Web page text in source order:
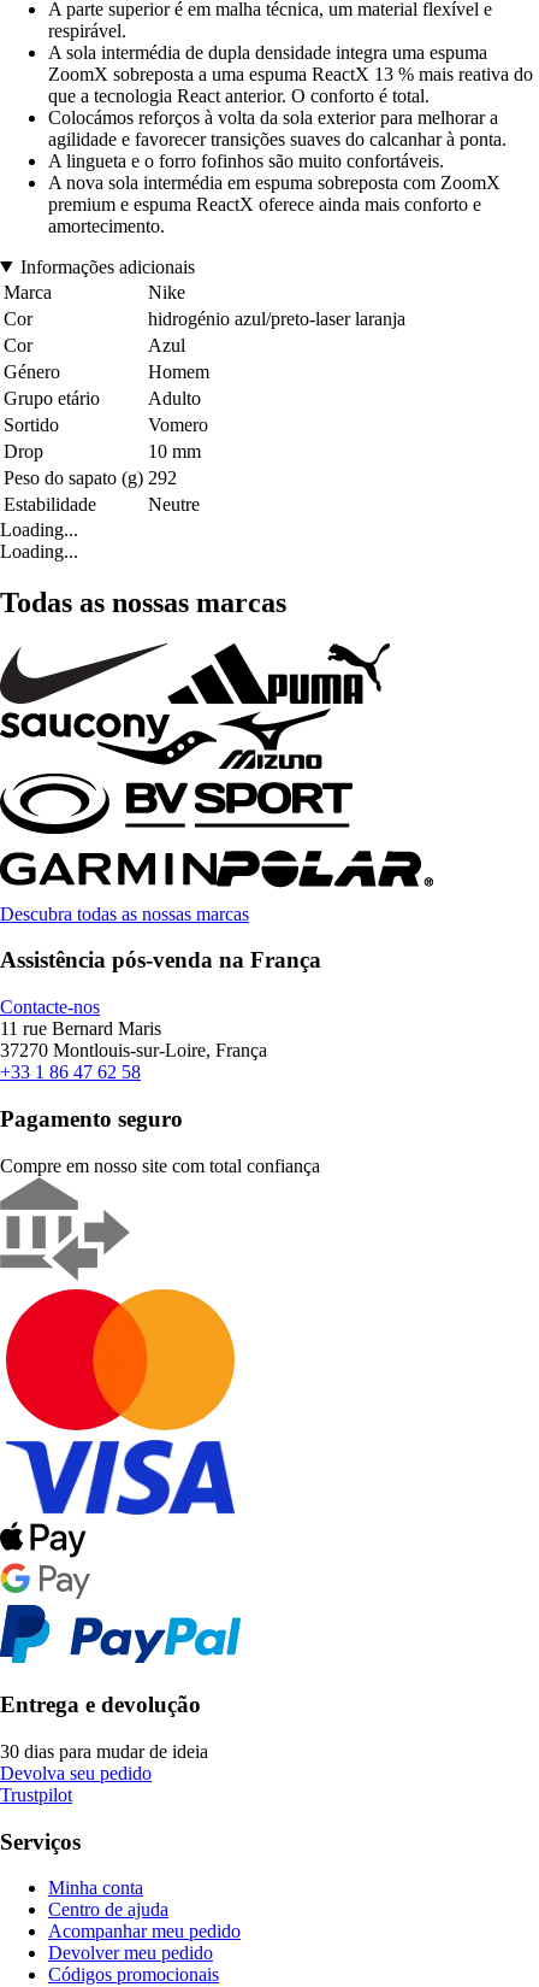
A parte superior é em malha técnica, um material flexível e
respirável.
A sola intermédia de dupla densidade integra uma espuma
ZoomX sobreposta a uma espuma ReactX 13 % mais reativa do
que a tecnologia React anterior. O conforto é total.
Colocámos reforços à volta da sola exterior para melhorar a
agilidade e favorecer transições suaves do calcanhar à ponta.
A lingueta e o forro fofinhos são muito confortáveis.
A nova sola intermédia em espuma sobreposta com ZoomX
premium e espuma ReactX oferece ainda mais conforto e
amortecimento.
Informações adicionais
Marca
Nike
Cor
hidrogénio azul/preto-laser laranja
Cor
Azul
Género
Homem
Grupo etário
Adulto
Sortido
Vomero
Drop
10 mm
Peso do sapato (g) 292
Estabilidade
Neutre
Loading...
Loading...
Todas as nossas marcas
Descubra todas as nossas marcas
Assistência pós-venda na França
Contacte-nos
11 rue Bernard Maris
37270 Montlouis-sur-Loire, França
+33 1 86 47 62 58
Pagamento seguro
Compre em nosso site com total confiança
Entrega e devolução
30 dias para mudar de ideia
Devolva seu pedido
Trustpilot
Serviços
Minha conta
Centro de ajuda
Acompanhar meu pedido
Devolver meu pedido
Códigos promocionais